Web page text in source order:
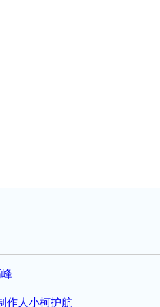
作人小柯护航